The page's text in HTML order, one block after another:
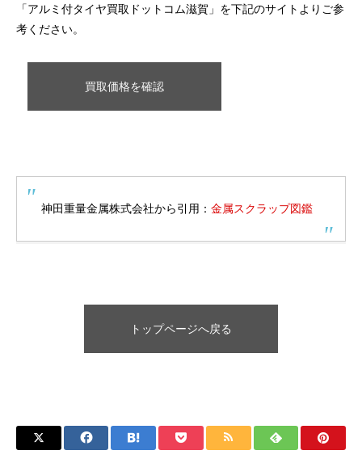
「アルミ付タイヤ買取ドットコム滋賀」を下記のサイトよりご参
考ください。
買取価格を確認
神田重量金属株式会社から引用： 金属スクラップ図鑑
トップページへ戻る